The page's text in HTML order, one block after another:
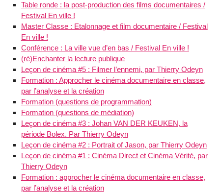
Table ronde : la post-production des films documentaires /
Festival En ville !
Master Classe : Etalonnage et film documentaire / Festival
En ville !
Conférence : La ville vue d’en bas / Festival En ville !
(ré)Enchanter la lecture publique
Leçon de cinéma #5 : Filmer l’ennemi, par Thierry Odeyn
Formation : Approcher le cinéma documentaire en classe,
par l’analyse et la création
Formation (questions de programmation)
Formation (questions de médiation)
Leçon de cinéma #3 : Johan VAN DER KEUKEN, la
période Bolex. Par Thierry Odeyn
Leçon de cinéma #2 : Portrait of Jason, par Thierry Odeyn
Leçon de cinéma #1 : Cinéma Direct et Cinéma Vérité, par
Thierry Odeyn
Formation : approcher le cinéma documentaire en classe,
par l’analyse et la création